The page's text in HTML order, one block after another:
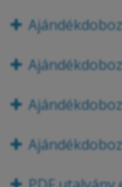
Ajándékdoboz